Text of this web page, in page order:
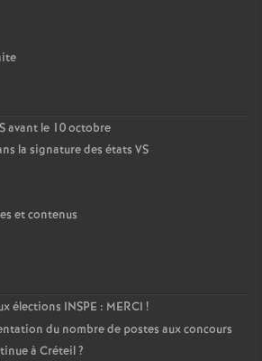
avant le 10 octobre
la signature des états VS
et contenus
élections INSPE : MERCI !
du nombre de postes aux concours
à Créteil?